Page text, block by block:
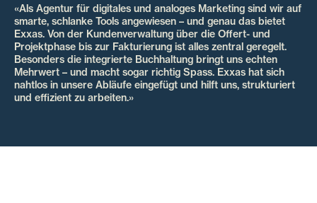
«Als Agentur für digitales und analoges Marketing sind wir auf
smarte, schlanke Tools angewiesen – und genau das bietet
Exxas. Von der Kundenverwaltung über die Offert- und
Projektphase bis zur Fakturierung ist alles zentral geregelt.
Besonders die integrierte Buchhaltung bringt uns echten
Mehrwert – und macht sogar richtig Spass. Exxas hat sich
nahtlos in unsere Abläufe eingefügt und hilft uns, strukturiert
und effizient zu arbeiten.»